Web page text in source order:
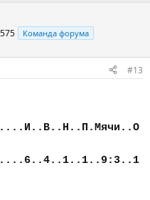
Команда форума
#13